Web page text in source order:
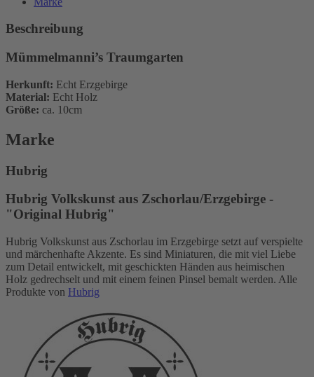
Beschreibung
Mümmelmanni’s Traumgarten
Herkunft: Echt Erzgebirge
Material: Echt Holz
Größe: ca. 10cm
Marke
Hubrig
Hubrig Volkskunst aus Zschorlau/Erzgebirge -
"Original Hubrig"
Hubrig Volkskunst aus Zschorlau im Erzgebirge setzt auf verspielte
und märchenhafte Akzente. Es sind Miniaturen, die mit viel Liebe
zum Detail entwickelt, mit geschickten Händen aus heimischen
Holz gedrechselt und mit einem feinen Pinsel bemalt werden. Alle
Produkte von Hubrig